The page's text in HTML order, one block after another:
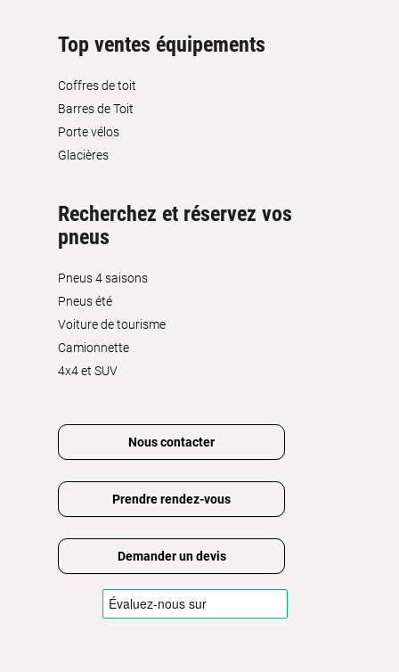
Top ventes équipements
Coffres de toit
Barres de Toit
Porte vélos
Glacières
Recherchez et réservez vos
pneus
Pneus 4 saisons
Pneus été
Voiture de tourisme
Camionnette
4x4 et SUV
Nous contacter
Prendre rendez-vous
Demander un devis